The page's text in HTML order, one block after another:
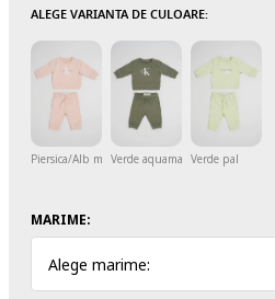
ALEGE VARIANTA DE CULOARE:
Piersica/Alb murdarVerde aquamarin/Alb murdar
Verde pal
MARIME:
Alege marime: